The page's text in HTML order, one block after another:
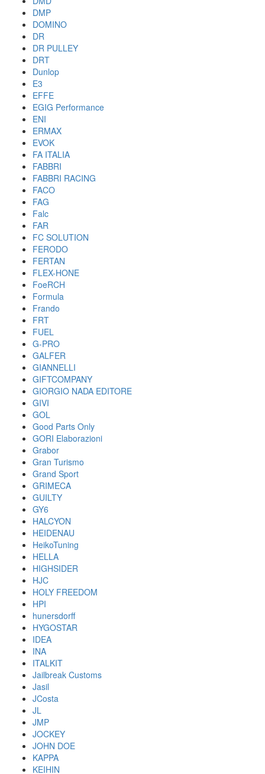
DMP
DOMINO
DR
DR PULLEY
DRT
Dunlop
E3
EFFE
EGIG Performance
ENI
ERMAX
EVOK
FA ITALIA
FABBRI
FABBRI RACING
FACO
FAG
Falc
FAR
FC SOLUTION
FERODO
FERTAN
FLEX-HONE
FoeRCH
Formula
Frando
FRT
FUEL
G-PRO
GALFER
GIANNELLI
GIFTCOMPANY
GIORGIO NADA EDITORE
GIVI
GOL
Good Parts Only
GORI Elaborazioni
Grabor
Gran Turismo
Grand Sport
GRIMECA
GUILTY
GY6
HALCYON
HEIDENAU
HeikoTuning
HELLA
HIGHSIDER
HJC
HOLY FREEDOM
HPI
hunersdorff
HYGOSTAR
IDEA
INA
ITALKIT
Jailbreak Customs
Jasil
JCosta
JL
JMP
JOCKEY
JOHN DOE
KAPPA
KEIHIN